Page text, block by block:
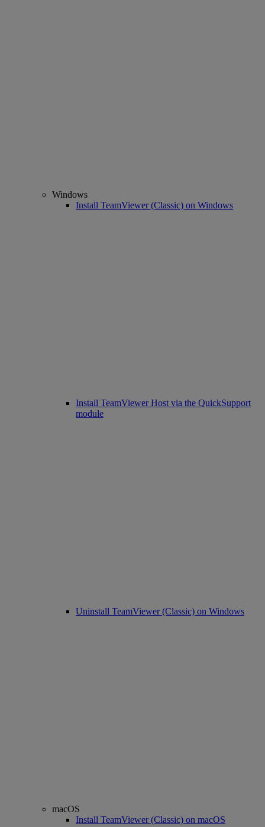
Windows
Install TeamViewer (Classic) on Windows
Install TeamViewer Host via the QuickSupport
module
Uninstall TeamViewer (Classic) on Windows
macOS
Install TeamViewer (Classic) on macOS